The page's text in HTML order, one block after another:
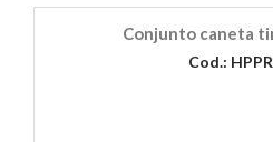
Conjunto caneta
Cod.: